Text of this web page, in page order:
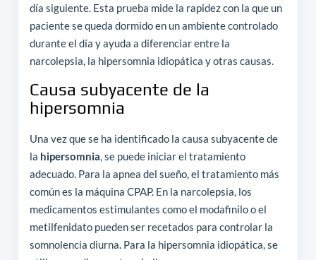
día siguiente. Esta prueba mide la rapidez con la que un
paciente se queda dormido en un ambiente controlado
durante el día y ayuda a diferenciar entre la
narcolepsia, la hipersomnia idiopática y otras causas.
Causa subyacente de la
hipersomnia
Una vez que se ha identificado la causa subyacente de
la hipersomnia , se puede iniciar el tratamiento
adecuado. Para la apnea del sueño, el tratamiento más
común es la máquina CPAP. En la narcolepsia, los
medicamentos estimulantes como el modafinilo o el
metilfenidato pueden ser recetados para controlar la
somnolencia diurna. Para la hipersomnia idiopática, se